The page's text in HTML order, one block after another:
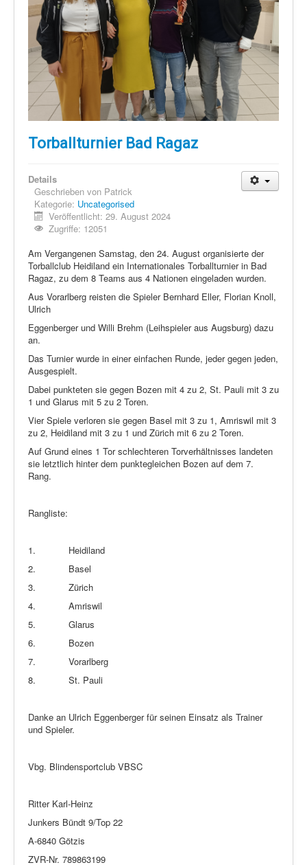
Torballturnier Bad Ragaz
Details
Geschrieben von Patrick
Kategorie: Uncategorised
Veröffentlicht: 29. August 2024
Zugriffe: 12051
Am Vergangenen Samstag, den 24. August organisierte der
Torballclub Heidiland ein Internationales Torballturnier in Bad
Ragaz, zu dem 8 Teams aus 4 Nationen eingeladen wurden.
Aus Vorarlberg reisten die Spieler Bernhard Eller, Florian Knoll,
Ulrich
Eggenberger und Willi Brehm (Leihspieler aus Augsburg) dazu
an.
Das Turnier wurde in einer einfachen Runde, jeder gegen jeden,
Ausgespielt.
Dabei punkteten sie gegen Bozen mit 4 zu 2, St. Pauli mit 3 zu
1 und Glarus mit 5 zu 2 Toren.
Vier Spiele verloren sie gegen Basel mit 3 zu 1, Amriswil mit 3
zu 2, Heidiland mit 3 zu 1 und Zürich mit 6 zu 2 Toren.
Auf Grund eines 1 Tor schlechteren Torverhältnisses landeten
sie letztlich hinter dem punktegleichen Bozen auf dem 7.
Rang.
Rangliste:
1.
Heidiland
2.
Basel
3.
Zürich
4.
Amriswil
5.
Glarus
6.
Bozen
7.
Vorarlberg
8.
St. Pauli
Danke an Ulrich Eggenberger für seinen Einsatz als Trainer
und Spieler.
Vbg. Blindensportclub VBSC
Ritter Karl-Heinz
Junkers Bündt 9/Top 22
A-6840 Götzis
ZVR-Nr. 789863199